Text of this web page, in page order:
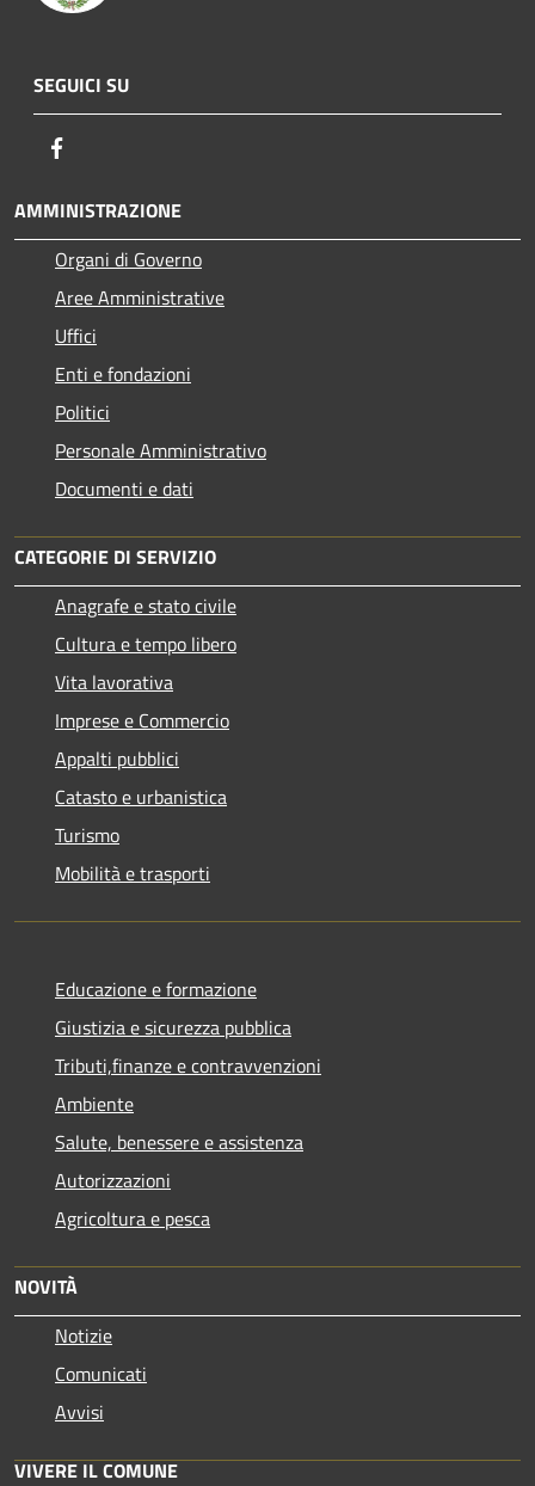
SEGUICI SU
AMMINISTRAZIONE
Organi di Governo
Aree Amministrative
Uffici
Enti e fondazioni
Politici
Personale Amministrativo
Documenti e dati
CATEGORIE DI SERVIZIO
Anagrafe e stato civile
Cultura e tempo libero
Vita lavorativa
Imprese e Commercio
Appalti pubblici
Catasto e urbanistica
Turismo
Mobilità e trasporti
Educazione e formazione
Giustizia e sicurezza pubblica
Tributi,finanze e contravvenzioni
Ambiente
Salute, benessere e assistenza
Autorizzazioni
Agricoltura e pesca
NOVITÀ
Notizie
Comunicati
Avvisi
VIVERE IL COMUNE